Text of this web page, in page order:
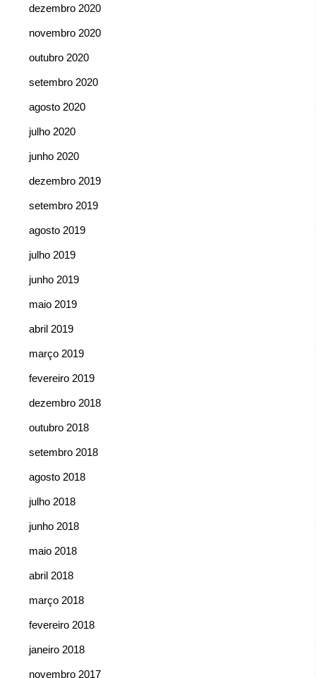
dezembro 2020
novembro 2020
outubro 2020
setembro 2020
agosto 2020
julho 2020
junho 2020
dezembro 2019
setembro 2019
agosto 2019
julho 2019
junho 2019
maio 2019
abril 2019
março 2019
fevereiro 2019
dezembro 2018
outubro 2018
setembro 2018
agosto 2018
julho 2018
junho 2018
maio 2018
abril 2018
março 2018
fevereiro 2018
janeiro 2018
novembro 2017